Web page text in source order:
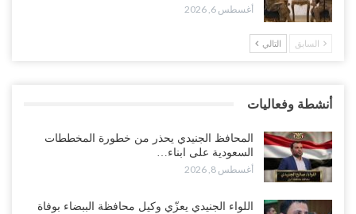
أغسطس 8, 2026
“تقرير“| تفوق استخباري يغيّر قواعد الاشتباك.. كيف أحبطت صنعاء
فصائل موالية للإمارات..!
أغسطس 7, 2026
في يافع..!
أغسطس 6, 2026
السابق التالي
أنشطة وفعاليات
المحافظ الجنيدي يحذر من خطورة المخططات
السعودية على ابناء…
أغسطس 8, 2026
اللواء الجنيدي يعزّي وكيل محافظة الببضاء بوفاة